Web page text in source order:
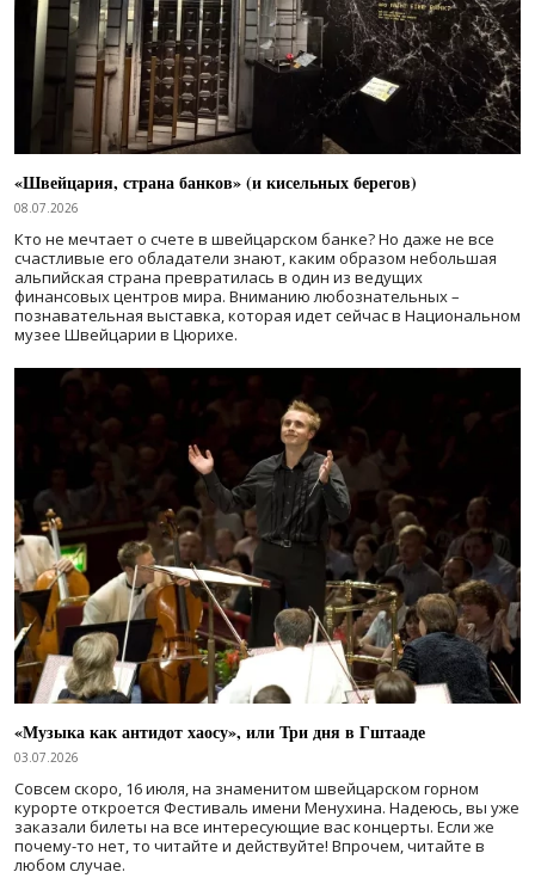
«Швейцария, страна банков» (и кисельных берегов)
08.07.2026
Кто не мечтает о счете в швейцарском банке? Но даже не все
счастливые его обладатели знают, каким образом небольшая
альпийская страна превратилась в один из ведущих
финансовых центров мира. Вниманию любознательных –
познавательная выставка, которая идет сейчас в Национальном
музее Швейцарии в Цюрихе.
«Музыка как антидот хаосу», или Три дня в Гштааде
03.07.2026
Совсем скоро, 16 июля, на знаменитом швейцарском горном
курорте откроется Фестиваль имени Менухина. Надеюсь, вы уже
заказали билеты на все интересующие вас концерты. Если же
почему-то нет, то читайте и действуйте! Впрочем, читайте в
любом случае.